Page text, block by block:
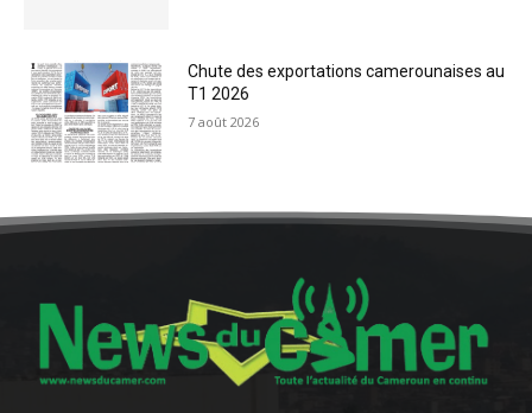
Chute des exportations camerounaises au
T1 2026
7 août 2026